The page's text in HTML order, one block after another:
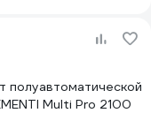
полуавтоматической
Multi Pro 2100